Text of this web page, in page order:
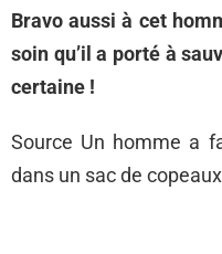
Bravo aussi à cet
soin qu’il a porté à
certaine !
Source Un homme a
dans un sac de